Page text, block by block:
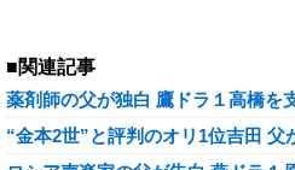
■関連記事
薬剤師の父が独白 鷹ドラ１高橋を
“金本2世”と評判のオリ1位吉田 父